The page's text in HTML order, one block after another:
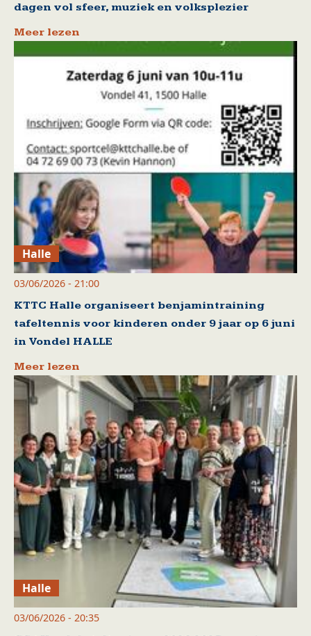
dagen vol sfeer, muziek en volksplezier
Meer lezen
Halle
03/06/2026 - 21:00
KTTC Halle organiseert benjamintraining
tafeltennis voor kinderen onder 9 jaar op 6 juni
in Vondel HALLE
Meer lezen
Halle
03/06/2026 - 20:35